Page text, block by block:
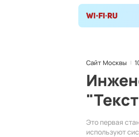
Сайт Москвы
Это первая
используют